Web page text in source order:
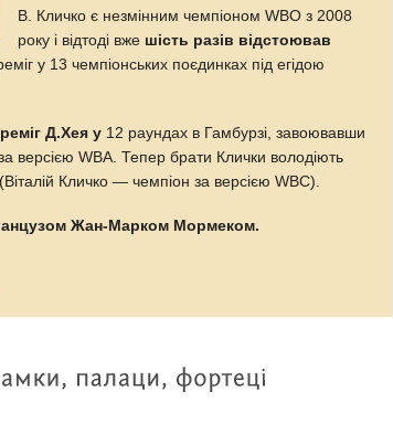
В. Кличко є незмінним чемпіоном WBO з 2008
року і відтоді вже шість разів відстоював
у 13 чемпіонських поєдинках під егідою
Д.Хея у 12 раундах в Гамбурзі, завоювавши
версією WBA. Тепер брати Клички володіють
Кличко — чемпіон за версією WBC).
Жан-Марком Мормеком.